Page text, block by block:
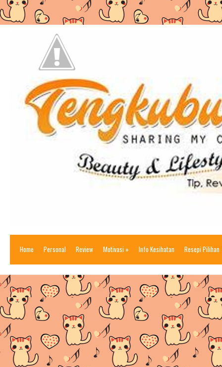
Home Personal Review Motivasi » Info Kesihatan Resepi Pilihan